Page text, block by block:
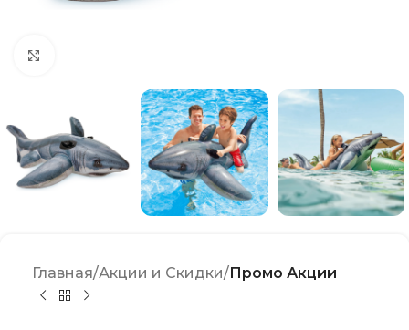
Главная Акции и Скидки Промо Акции